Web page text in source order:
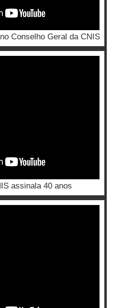
Conselho Geral da CNIS
assinala 40 anos